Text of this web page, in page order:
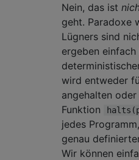
Nein, das ist
geht. Paradoxe
Lügners sind
ergeben einfach
wird entweder
angehalten
Funktion
jedes
genau
Wir können